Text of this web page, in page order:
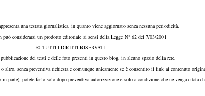
una testata giornalistica, in quanto viene aggiornato senza nessuna periodicità.
può considerarsi un prodotto editoriale ai sensi della Legge N° 62 del 7/03/2001
© TUTTI I DIRITTI RISERVATI
dei testi e delle foto presenti in questo blog, in alcuno spazio della rete,
altro, senza preventiva richiesta e comunque unicamente se è consentito il link al contenuto
parte), potete farlo solo dopo preventiva autorizzazione e solo a condizione che ne venga citata